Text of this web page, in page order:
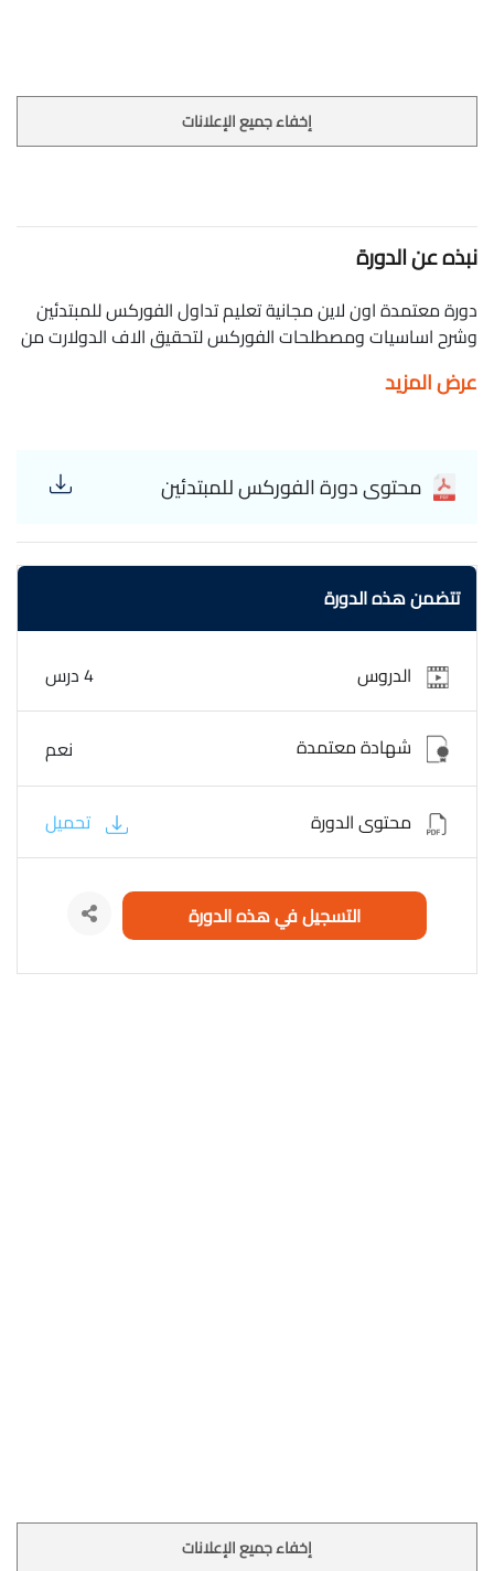
إخفاء جميع الإعلانات
نبذه عن الدورة
دورة معتمدة اون لاين مجانية تعليم تداول الفوركس للمبتدئين
وشرح اساسيات ومصطلحات الفوركس لتحقيق الاف الدولارت من
أولى خطواته نحو إحتراف تجارة العملات. ما هو أول أمر يجب
عرض المزيد
محتوى دورة الفوركس للمبتدئين
تتضمن هذه الدورة
الدروس 4 درس
شهادة معتمدة نعم
محتوى الدورة تحميل
التسجيل في هذه الدورة
إخفاء جميع الإعلانات